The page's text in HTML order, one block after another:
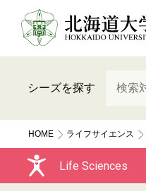
シーズを探す
HOME ライフサイエンス
Life Sciences